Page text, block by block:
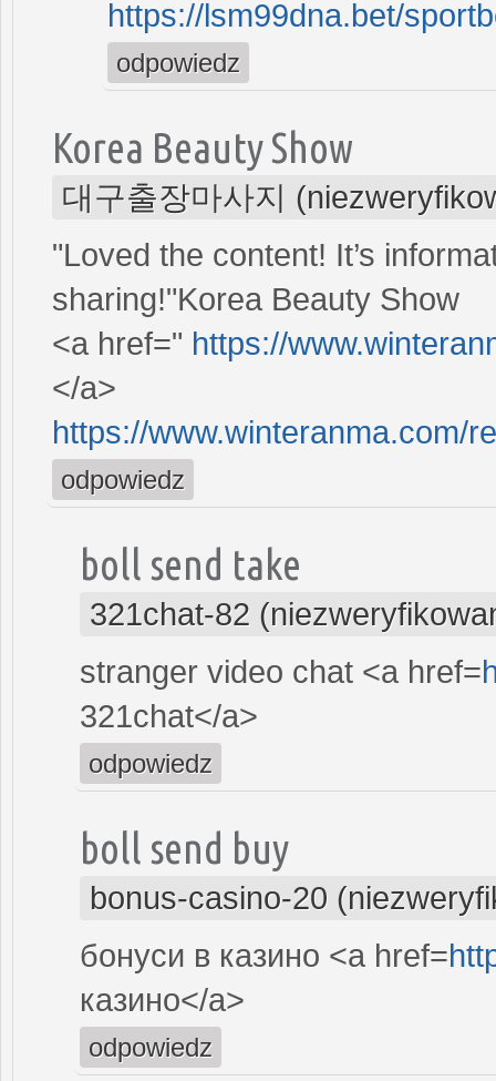
https://lsm99dna.bet/
odpowiedz
Korea Beauty Show
대구출장마사지
"Loved the content! It’s
sharing!"Korea Beauty Show
<a href=" https://
</a>
https://www.winteranma.com/
odpowiedz
boll send take
321chat-82
stranger video chat <a href=
321chat</a>
odpowiedz
boll send buy
bonus-casino-20
бонуси в казино <a href=
казино</a>
odpowiedz